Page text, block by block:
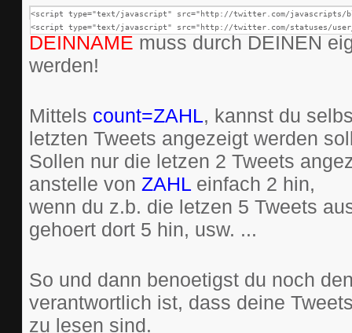
<script type="text/javascript" src="http://twitter.com/javascripts/
<script type="text/javascript" src="http://twitter.com/statuses/
DEINNAME muss durch DEINEN
werden!
Mittels count=ZAHL, kannst du
letzten Tweets angezeigt werden
Sollen nur die letzen 2 Tweets
anstelle von ZAHL einfach 2 hin,
wenn du z.b. die letzen 5 Tweets
gehoert dort 5 hin, usw. ...
So und dann benoetigst du noch
verantwortlich ist, dass deine
zu lesen sind.